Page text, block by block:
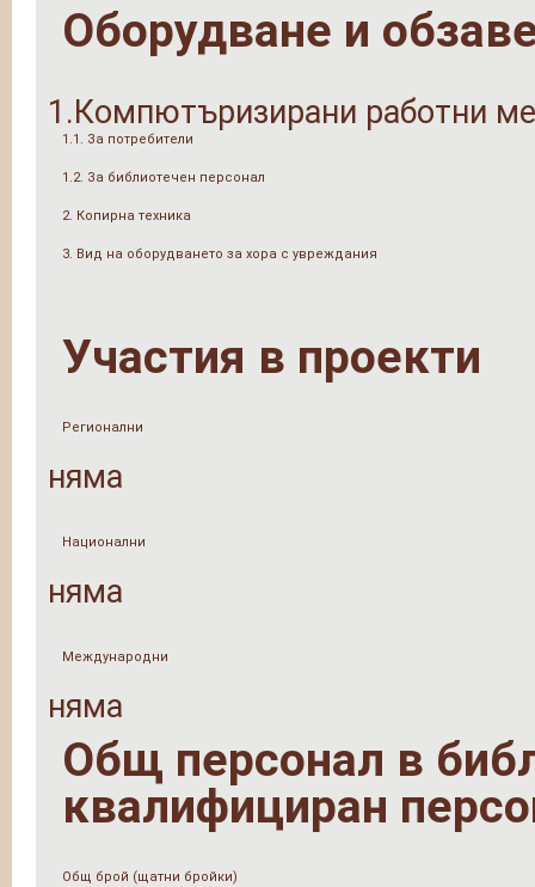
Оборудване и
1.Компютъризирани работни
1.1. За потребители
1.2. За библиотечен персонал
2. Копирна техника
3. Вид на оборудването за хора с увреждания
Участия в проекти
Регионални
няма
Национални
няма
Международни
няма
Общ персонал в
квалифициран
Общ брой (щатни бройки)